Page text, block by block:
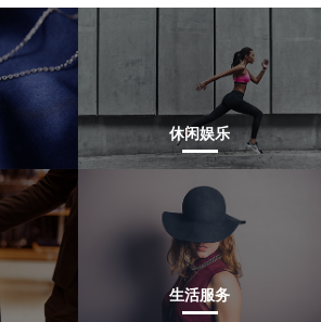
休闲娱乐
生活服务